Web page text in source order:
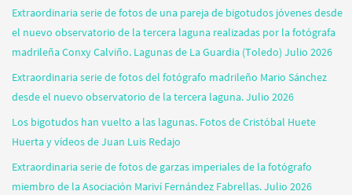
Extraordinaria serie de fotos de una pareja de bigotudos jóvenes desde
el nuevo observatorio de la tercera laguna realizadas por la fotógrafa
madrileña Conxy Calviño. Lagunas de La Guardia (Toledo) Julio 2026
Extraordinaria serie de fotos del fotógrafo madrileño Mario Sánchez
desde el nuevo observatorio de la tercera laguna. Julio 2026
Los bigotudos han vuelto a las lagunas. Fotos de Cristóbal Huete
Huerta y vídeos de Juan Luis Redajo
Extraordinaria serie de fotos de garzas imperiales de la fotógrafo
miembro de la Asociación Mariví Fernández Fabrellas. Julio 2026